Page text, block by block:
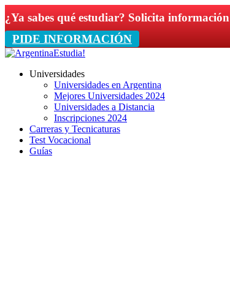
¿Ya sabes qué estudiar? Solicita
PIDE INFORMACIÓN
Universidades
Universidades en Argentina
Mejores Universidades 2024
Universidades a Distancia
Inscripciones 2024
Carreras y Tecnicaturas
Test Vocacional
Guías